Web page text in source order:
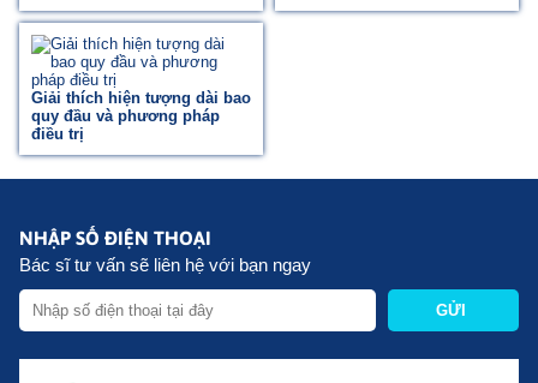
Giải thích hiện tượng dài bao
quy đầu và phương pháp
điều trị
NHẬP SỐ ĐIỆN THOẠI
Bác sĩ tư vấn sẽ liên hệ với bạn ngay
GỬI